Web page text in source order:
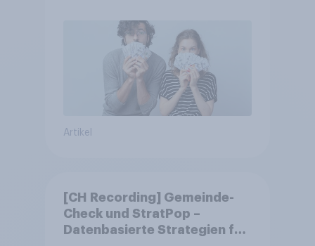
Artikel
[CH Recording] Gemeinde-
Check und StratPop –
Datenbasierte Strategien für